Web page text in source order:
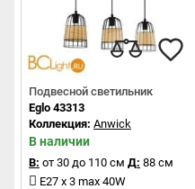
Подвесной светильник
Eglo 43313
Коллекция: Anwick
В наличии
В: от 30 до 110 см Д: 88 см
E27 x 3 max 40W